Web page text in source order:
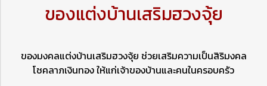
ของแต่งบ้านเสริมฮวงจุ้ย
ของมงคลแต่งบ้านเสริมฮวงจุ้ย ช่วยเสริมความเป็นสิริมงคล
โชคลาภเงินทอง ให้แก่เจ้าของบ้านและคนในครอบครัว